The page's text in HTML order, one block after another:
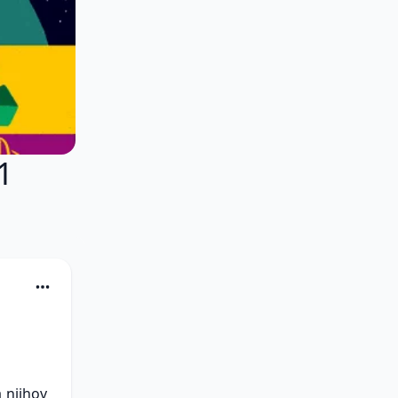
njihov